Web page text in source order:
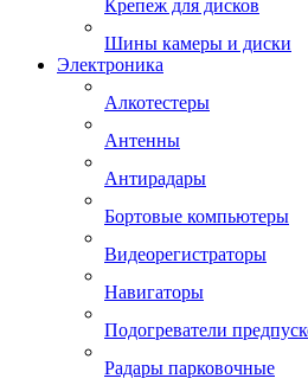
Крепеж для дисков
Шины камеры и диски
Электроника
Алкотестеры
Антенны
Антирадары
Бортовые компьютеры
Видеорегистраторы
Навигаторы
Подогреватели
Радары парковочные